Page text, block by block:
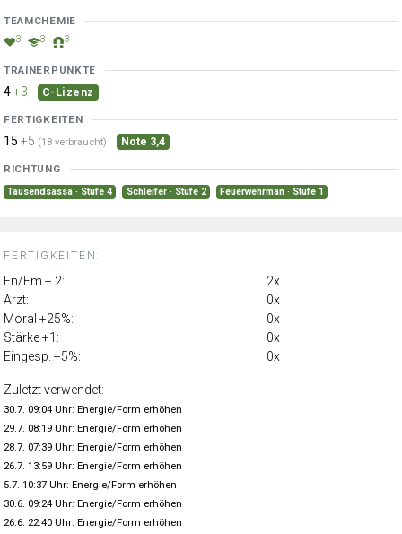
TEAMCHEMIE
3 3 3
TRAINERPUNKTE
4+3 C-Lizenz
FERTIGKEITEN
15 +5 (18 verbraucht) Note 3,4
RICHTUNG
Tausendsassa · Stufe 4 Schleifer · Stufe 2 Feuerwehrman · Stufe 1
FERTIGKEITEN:
En/Fm + 2:
2x
Arzt:
0x
Moral +25%:
0x
Stärke +1:
0x
Eingesp. +5%:
0x
Zuletzt verwendet:
30.7. 09:04 Uhr: Energie/Form erhöhen
29.7. 08:19 Uhr: Energie/Form erhöhen
28.7. 07:39 Uhr: Energie/Form erhöhen
26.7. 13:59 Uhr: Energie/Form erhöhen
5.7. 10:37 Uhr: Energie/Form erhöhen
30.6. 09:24 Uhr: Energie/Form erhöhen
26.6. 22:40 Uhr: Energie/Form erhöhen